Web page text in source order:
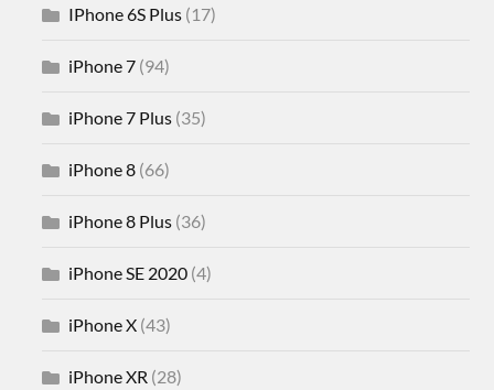
IPhone 6S Plus (17)
iPhone 7 (94)
iPhone 7 Plus (35)
iPhone 8 (66)
iPhone 8 Plus (36)
iPhone SE 2020 (4)
iPhone X (43)
iPhone XR (28)